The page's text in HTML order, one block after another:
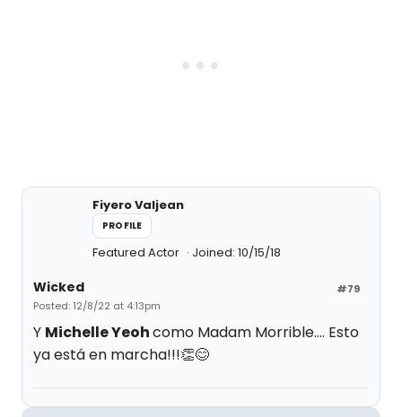
Fiyero Valjean
PROFILE
Featured Actor Joined: 10/15/18
#79
Wicked
Posted: 12/8/22 at 4:13pm
Y Michelle Yeohcomo Madam Morrible…. Esto
ya está en marcha!!!👏😊